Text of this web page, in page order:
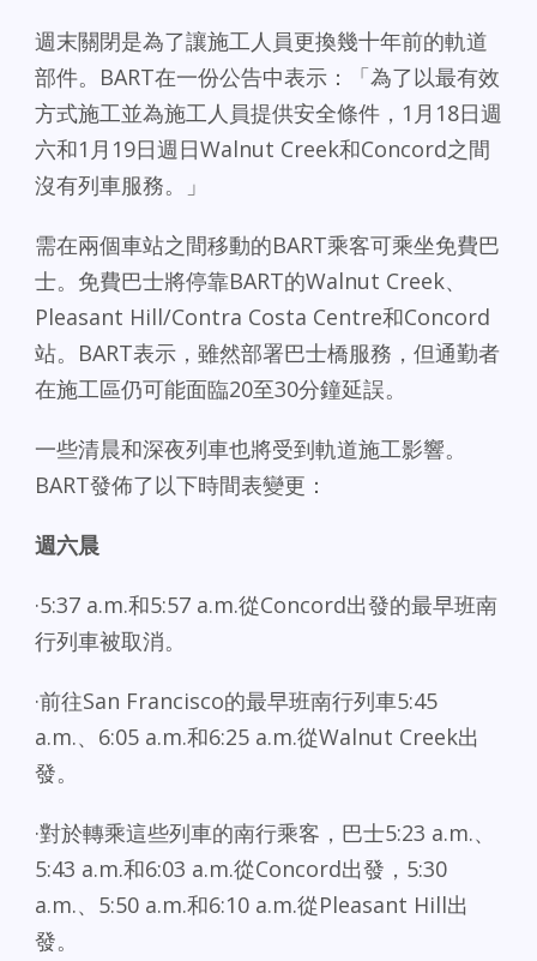
週末關閉是為了讓施工人員更換幾十年前的軌道
部件。BART在一份公告中表示：「為了以最有效
方式施工並為施工人員提供安全條件，1月18日週
六和1月19日週日Walnut Creek和Concord之間
沒有列車服務。」
需在兩個車站之間移動的BART乘客可乘坐免費巴
士。免費巴士將停靠BART的Walnut Creek、
Pleasant Hill/Contra Costa Centre和Concord
站。BART表示，雖然部署巴士橋服務，但通勤者
在施工區仍可能面臨20至30分鐘延誤。
一些清晨和深夜列車也將受到軌道施工影響。
BART發佈了以下時間表變更：
週六晨
·5:37 a.m.和5:57 a.m.從Concord出發的最早班南
行列車被取消。
·前往San Francisco的最早班南行列車5:45
a.m.、6:05 a.m.和6:25 a.m.從Walnut Creek出
發。
·對於轉乘這些列車的南行乘客，巴士5:23 a.m.、
5:43 a.m.和6:03 a.m.從Concord出發，5:30
a.m.、5:50 a.m.和6:10 a.m.從Pleasant Hill出
發。